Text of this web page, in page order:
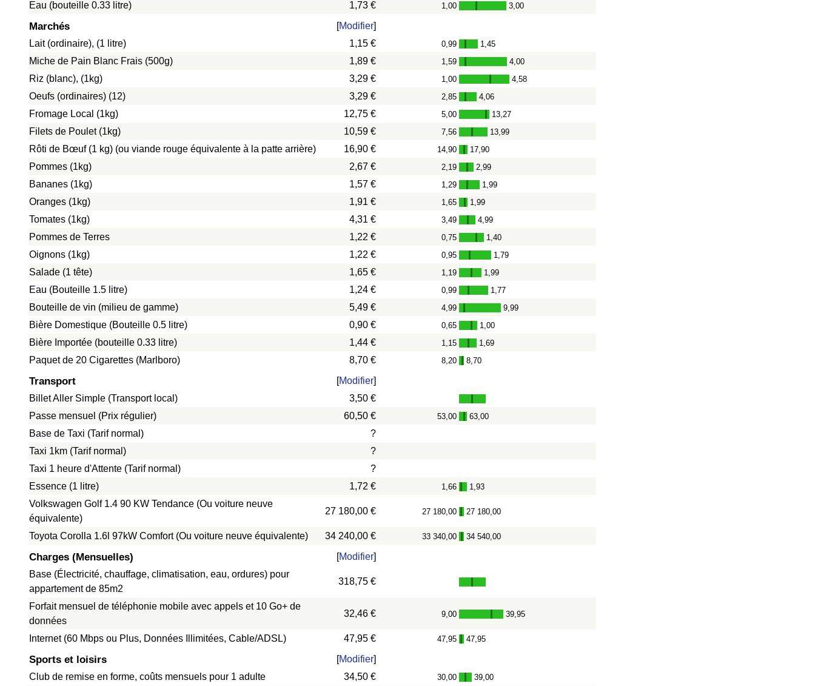
Eau (bouteille 0.33 litre) 1,73 € 1,00 - 3,00
Marchés [Modifier]
Lait (ordinaire), (1 litre)
1,15 € 0,99 - 1,45
Miche de Pain Blanc Frais (500g) 1,89 € 1,59 - 4,00
Riz (blanc), (1kg) 3,29 € 1,00 - 4,58
Oeufs (ordinaires) (12) 3,29 € 2,85 - 4,06
Fromage Local (1kg) 12,75 € 5,00 - 13,27
Filets de Poulet (1kg) 10,59 € 7,56 - 13,99
Rôti de Bœuf (1 kg) (ou viande rouge équivalente à la patte arrière) 16,90 € 14,90 - 17,90
Pommes (1kg) 2,67 € 2,19 - 2,99
Bananes (1kg) 1,57 € 1,29 - 1,99
Oranges (1kg) 1,91 € 1,65 - 1,99
Tomates (1kg) 4,31 € 3,49 - 4,99
Pommes de Terres 1,22 € 0,75 - 1,40
Oignons (1kg) 1,22 € 0,95 - 1,79
Salade (1 tête) 1,65 € 1,19 - 1,99
Eau (Bouteille 1.5 litre) 1,24 € 0,99 - 1,77
Bouteille de vin (milieu de gamme) 5,49 € 4,99 - 9,99
Bière Domestique (Bouteille 0.5 litre) 0,90 € 0,65 - 1,00
Bière Importée (bouteille 0.33 litre) 1,44 € 1,15 - 1,69
Paquet de 20 Cigarettes (Marlboro) 8,70 € 8,20 - 8,70
Transport [Modifier]
Billet Aller Simple (Transport local)
3,50 €
Passe mensuel (Prix régulier)
60,50 € 53,00 - 63,00
Base de Taxi (Tarif normal)
?
Taxi 1km (Tarif normal)
?
Taxi 1 heure d'Attente (Tarif normal)
?
Essence (1 litre)
1,72 € 1,66 - 1,93
Volkswagen Golf 1.4 90 KW Tendance (Ou voiture neuve
équivalente)
27 180,00 € 27 180,00 - 27 180,00
Toyota Corolla 1.6l 97kW Comfort (Ou voiture neuve équivalente) 34 240,00 € 33 340,00 - 34 540,00
Charges (Mensuelles) [Modifier]
Base (Électricité, chauffage, climatisation, eau, ordures) pour
appartement de 85m2
318,75 €
Forfait mensuel de téléphonie mobile avec appels et 10 Go+ de
données
32,46 € 9,00 - 39,95
Internet (60 Mbps ou Plus, Données Illimitées, Cable/ADSL) 47,95 € 47,95 - 47,95
Sports et loisirs [Modifier]
Club de remise en forme, coûts mensuels pour 1 adulte
34,50 € 30,00 - 39,00